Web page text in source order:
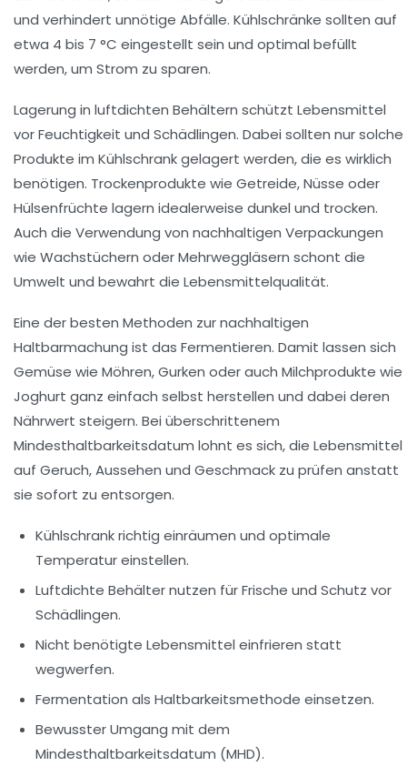
und verhindert unnötige Abfälle. Kühlschränke sollten auf
etwa 4 bis 7 °C eingestellt sein und optimal befüllt
werden, um Strom zu sparen.
Lagerung in luftdichten Behältern schützt Lebensmittel
vor Feuchtigkeit und Schädlingen. Dabei sollten nur solche
Produkte im Kühlschrank gelagert werden, die es wirklich
benötigen. Trockenprodukte wie Getreide, Nüsse oder
Hülsenfrüchte lagern idealerweise dunkel und trocken.
Auch die Verwendung von nachhaltigen Verpackungen
wie Wachstüchern oder Mehrweggläsern schont die
Umwelt und bewahrt die Lebensmittelqualität.
Eine der besten Methoden zur nachhaltigen
Haltbarmachung ist das Fermentieren. Damit lassen sich
Gemüse wie Möhren, Gurken oder auch Milchprodukte wie
Joghurt ganz einfach selbst herstellen und dabei deren
Nährwert steigern. Bei überschrittenem
Mindesthaltbarkeitsdatum lohnt es sich, die Lebensmittel
auf Geruch, Aussehen und Geschmack zu prüfen anstatt
sie sofort zu entsorgen.
Kühlschrank richtig einräumen und optimale
Temperatur einstellen.
Luftdichte Behälter nutzen für Frische und Schutz vor
Schädlingen.
Nicht benötigte Lebensmittel einfrieren statt
wegwerfen.
Fermentation als Haltbarkeitsmethode einsetzen.
Bewusster Umgang mit dem
Mindesthaltbarkeitsdatum (MHD).